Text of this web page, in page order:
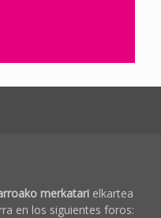
merkatarielkartea
en los siguientes foros: